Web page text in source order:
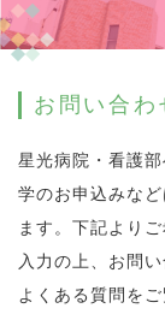
お問い合わ
星光病院・看護
学のお申込みな
ます。下記より
入力の上、お問
よくある質問をご